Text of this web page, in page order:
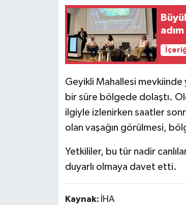
adım
Geyikli Mahallesi
bir süre bölgede dolaştı.
ilgiyle izlenirken saatler
olan vaşağın görülmesi,
Yetkililer, bu tür nadir
duyarlı olmaya davet etti.
Kaynak: İHA